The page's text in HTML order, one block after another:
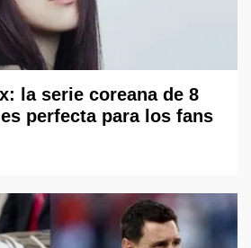
la serie coreana de 8
perfecta para los fans